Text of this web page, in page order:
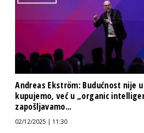
Andreas Ekström: Budućnost nije
kupujemo, već u „organic
zapošljavamo...
02/12/2025 | 11:30